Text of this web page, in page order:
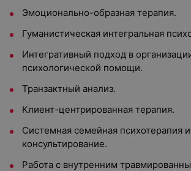
Эмоционально-образная терапия.
Гуманистическая интегральная
Интегративный подход в
психологической помощи.
Транзактный анализ.
Клиент-центрированная терапия.
Системная семейная психотерапия
консультирование.
Работа с внутренним